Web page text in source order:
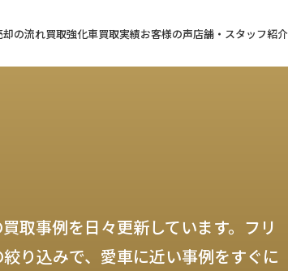
却の流れ買取強化車買取実績お客様の声店舗・スタッフ紹介
取事例を日々更新しています。フリ
り込みで、愛車に近い事例をすぐに